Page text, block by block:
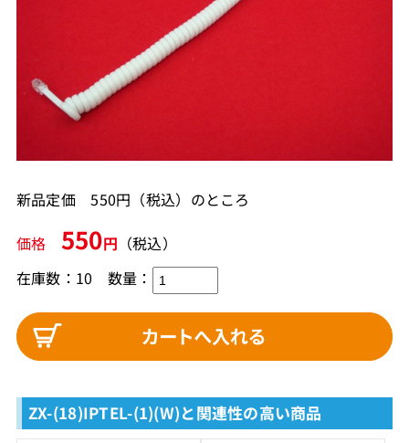
新品定価 550円（税込）のところ
価格 550円 （税込）
在庫数：10 数量：
ZX-(18)IPTEL-(1)(W)と関連性の高い商品